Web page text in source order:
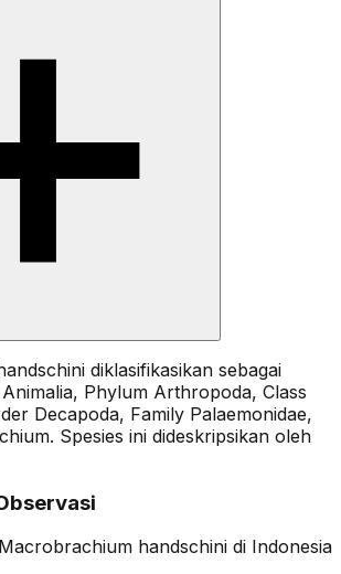
diklasifikasikan sebagai
Phylum Arthropoda, Class
Decapoda, Family Palaemonidae,
Spesies ini dideskripsikan oleh
Macrobrachium handschini di Indonesia